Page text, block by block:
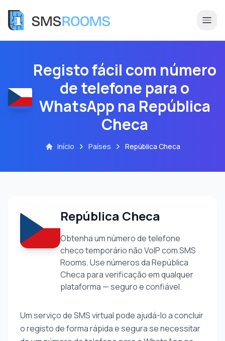
Registo fácil com número
de telefone para o
WhatsApp na República
Checa
Início Países República Checa
República Checa
Obtenha um número de telefone
checo temporário não VoIP com SMS
Rooms. Use números da República
Checa para verificação em qualquer
plataforma — seguro e confiável.
Um serviço de SMS virtual pode ajudá-lo a concluir
o registo de forma rápida e segura se necessitar